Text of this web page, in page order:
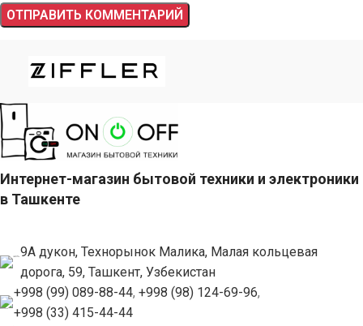
Интернет-магазин бытовой техники и электроники
в Ташкенте
9А дукон, Технорынок Малика, Малая кольцевая
дорога, 59, Ташкент, Узбекистан
+998 (99) 089-88-44, +998 (98) 124-69-96,
+998 (33) 415-44-44